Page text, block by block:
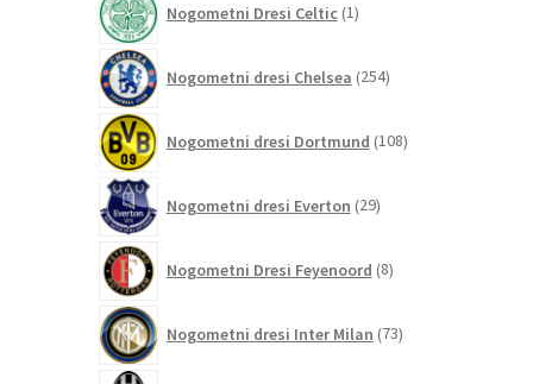
Nogometni Dresi Celtic 1izdelek
Nogometni dresi Chelsea 254izdelkov
Nogometni dresi Dortmund 108izdelkov
Nogometni dresi Everton 29izdelkov
Nogometni Dresi Feyenoord 8izdelkov
Nogometni dresi Inter Milan 73izdelkov